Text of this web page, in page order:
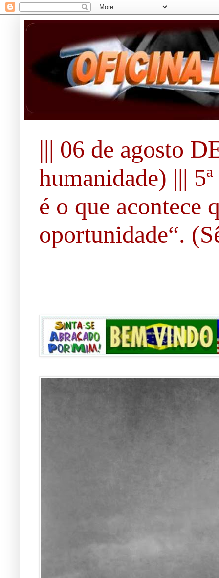
||| 06 de agosto
humanidade) |||
é o que acontece
oportunidade“.